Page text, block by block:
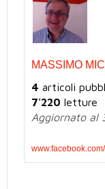
MASSIMO
4 articoli
7'220 letture
Aggiornato al